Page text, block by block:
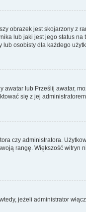
obrazek jest skojarzony z
lub jaki jest jego status
osobisty dla każdego
awatar lub Prześlij awatar,
się z jej administratorem.
czy administratora.
rangę. Większość witryn
jeżeli administrator